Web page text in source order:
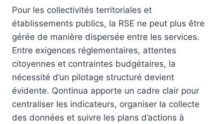
Pour les collectivités territoriales et
établissements publics, la RSE ne peut plus être
gérée de manière dispersée entre les services.
Entre exigences réglementaires, attentes
citoyennes et contraintes budgétaires, la
nécessité d’un pilotage structuré devient
évidente. Qontinua apporte un cadre clair pour
centraliser les indicateurs, organiser la collecte
des données et suivre les plans d’actions à